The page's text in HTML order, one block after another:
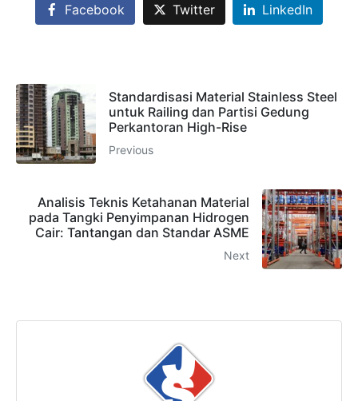
Facebook Twitter LinkedIn
Standardisasi Material Stainless Steel
untuk Railing dan Partisi Gedung
Perkantoran High-Rise
Previous
Analisis Teknis Ketahanan Material
pada Tangki Penyimpanan Hidrogen
Cair: Tantangan dan Standar ASME
Next
Admin 2
CHAT